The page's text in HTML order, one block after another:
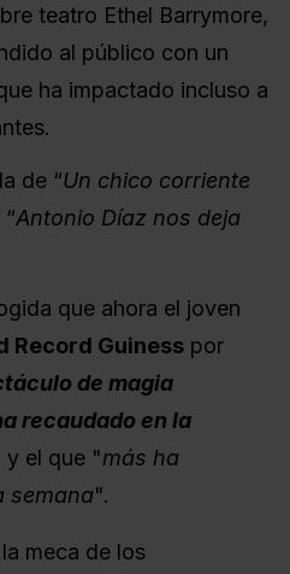
teatro Ethel Barrymore,
al público con un
ha impactado incluso a
de “Un chico corriente
Antonio Díaz nos deja
que ahora el joven
Record Guiness por
de magia
recaudado en la
y el que "más ha
semana".
meca de los